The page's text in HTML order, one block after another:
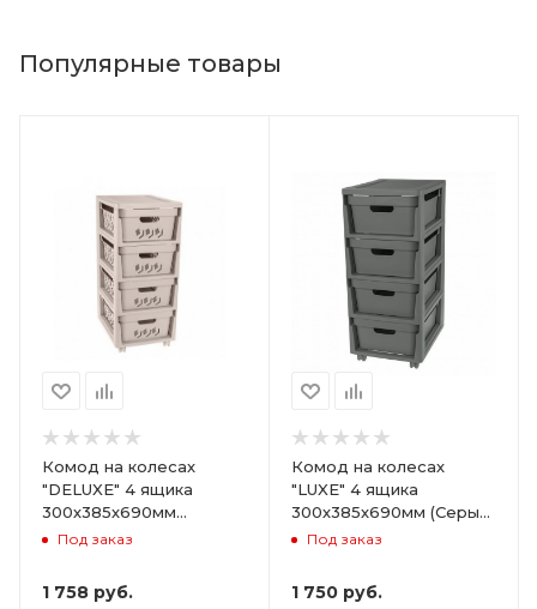
Популярные товары
Комод на колесах
"DELUXE" 4 ящика
300х385х690мм
(Светло-бежевый)
Под заказ
1 758 руб.
Комод на колесах
"LUXE" 4 ящика
300х385х690мм (Серый)
ARD258086
Под заказ
1 750 руб.